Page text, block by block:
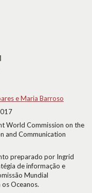
e Maria Barroso
World Commission on the
and Communication
preparado por Ingrid
de informação e
Mundial
Oceanos.